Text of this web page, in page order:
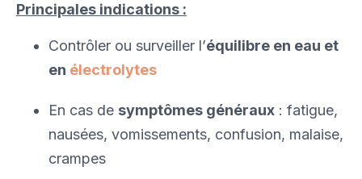
Principales indications :
Contrôler ou surveiller l’équilibre en eau et
en électrolytes
En cas de symptômes généraux : fatigue,
nausées, vomissements, confusion, malaise,
crampes